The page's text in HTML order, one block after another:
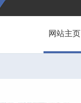
网站主页